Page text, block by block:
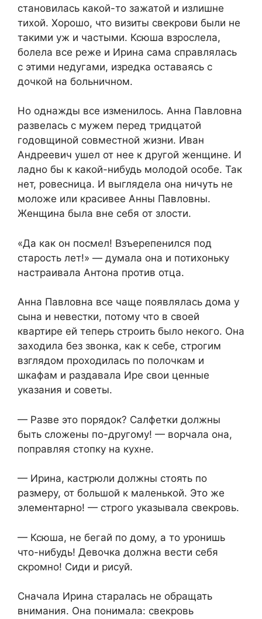
становилась какой-то зажатой и излишне
тихой. Хорошо, что визиты свекрови были не
такими уж и частыми. Ксюша взрослела,
болела все реже и Ирина сама справлялась
с этими недугами, изредка оставаясь с
дочкой на больничном.
Но однажды все изменилось. Анна Павловна
развелась с мужем перед тридцатой
годовщиной совместной жизни. Иван
Андреевич ушел от нее к другой женщине. И
ладно бы к какой-нибудь молодой особе. Так
нет, ровесница. И выглядела она ничуть не
моложе или красивее Анны Павловны.
Женщина была вне себя от злости.
«Да как он посмел! Взъерепенился под
старость лет!» — думала она и потихоньку
настраивала Антона против отца.
Анна Павловна все чаще появлялась дома у
сына и невестки, потому что в своей
квартире ей теперь строить было некого. Она
заходила без звонка, как к себе, строгим
взглядом проходилась по полочкам и
шкафам и раздавала Ире свои ценные
указания и советы.
— Разве это порядок? Салфетки должны
быть сложены по-другому! — ворчала она,
поправляя стопку на кухне.
— Ирина, кастрюли должны стоять по
размеру, от большой к маленькой. Это же
элементарно! — строго указывала свекровь.
— Ксюша, не бегай по дому, а то уронишь
что-нибудь! Девочка должна вести себя
скромно! Сиди и рисуй.
Сначала Ирина старалась не обращать
внимания. Она понимала: свекровь